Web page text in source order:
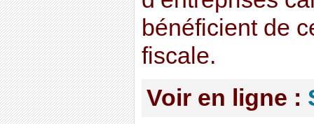
bénéficient de
fiscale.
Voir en ligne :